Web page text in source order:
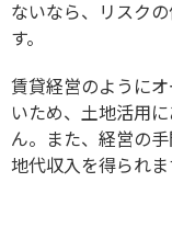
ないなら、リスク
す。
賃貸経営のように
いため、土地活用
ん。また、経営の
地代収入を得られま